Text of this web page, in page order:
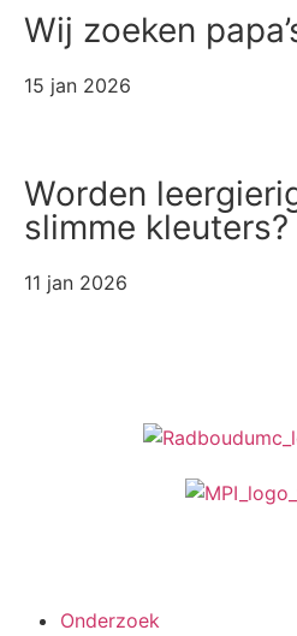
Wij zoeken
15 jan 2026
Worden
slimme kleuters?
11 jan 2026
Onderzoek